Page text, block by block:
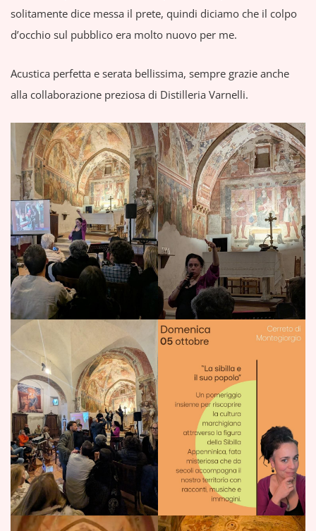
solitamente dice messa il prete, quindi diciamo che il colpo
d’occhio sul pubblico era molto nuovo per me.
Acustica perfetta e serata bellissima, sempre grazie anche
alla collaborazione preziosa di Distilleria Varnelli.